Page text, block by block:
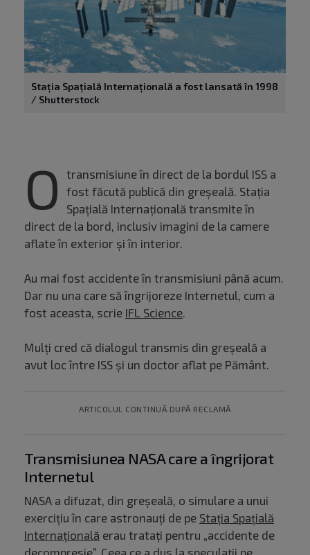
Stația Spațială Internațională a fost lansată în 1998
/ Shutterstock
O
transmisiune în direct de la bordul ISS a
fost făcută publică din greșeală. Stația
Spațială Internațională transmite în
direct de la bord, inclusiv imagini de la camere
aflate în exterior și în interior.
Au mai fost accidente în transmisiuni până acum.
Dar nu una care să îngrijoreze Internetul, cum a
fost aceasta, scrie IFL Science.
Mulți cred că dialogul transmis din greșeală a
avut loc între ISS și un doctor aflat pe Pământ.
ARTICOLUL CONTINUĂ DUPĂ RECLAMĂ
Transmisiunea NASA care a îngrijorat
Internetul
NASA a difuzat, din greşeală, o simulare a unui
exerciţiu în care astronauţi de pe Staţia Spaţială
Internaţională erau trataţi pentru „accidente de